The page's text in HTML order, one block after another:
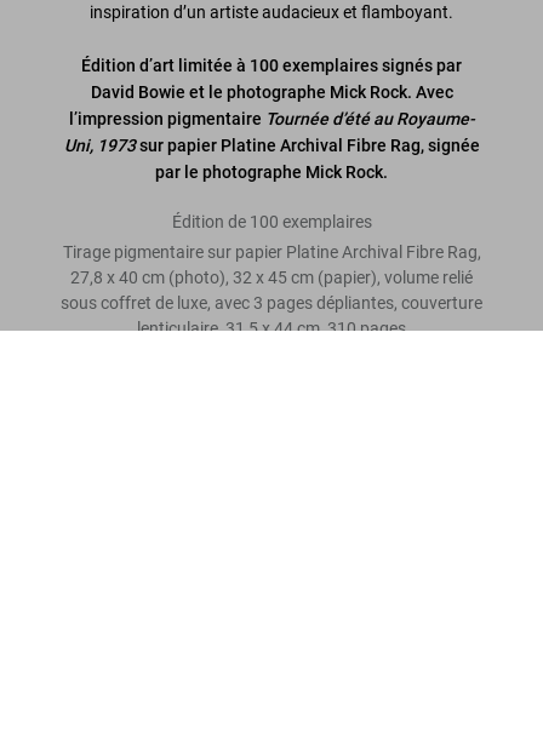
inspiration d’un artiste audacieux et flamboyant.
Édition d’art limitée à 100 exemplaires signés par
David Bowie et le photographe Mick Rock. Avec
l’impression pigmentaire Tournée d’été au Royaume-
Uni, 1973sur papier Platine Archival Fibre Rag, signée
par le photographe Mick Rock.
Édition de 100 exemplaires
Tirage pigmentaire sur papier Platine Archival Fibre Rag,
27,8 x 40 cm (photo), 32 x 45 cm (papier), volume relié
sous coffret de luxe, avec 3 pages dépliantes, couverture
lenticulaire, 31,5 x 44 cm, 310 pages